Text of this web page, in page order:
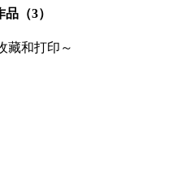
（3）
藏和打印～